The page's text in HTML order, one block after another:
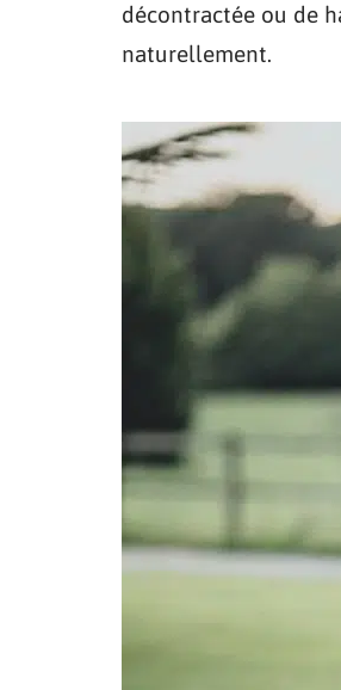
décontractée ou de
naturellement.